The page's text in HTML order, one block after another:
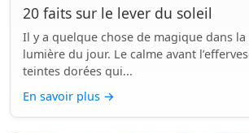
20 faits sur le lever du soleil
Il y a quelque chose de magique dans
lumière du jour. Le calme avant
teintes dorées qui...
En savoir plus →